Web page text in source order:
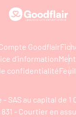
Goodflair
Goodflair
d’information
confidentialité
- SAS au capital de 1
831 - Courtier en